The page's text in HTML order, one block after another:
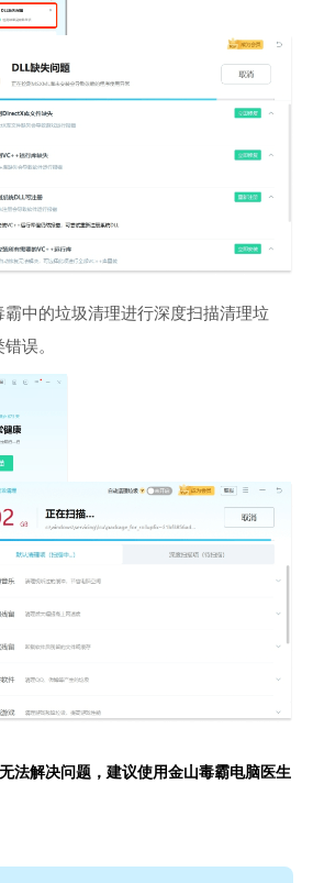
中的垃圾清理进行深度扫描清理垃
误。
法解决问题，建议使用金山毒霸电脑医生